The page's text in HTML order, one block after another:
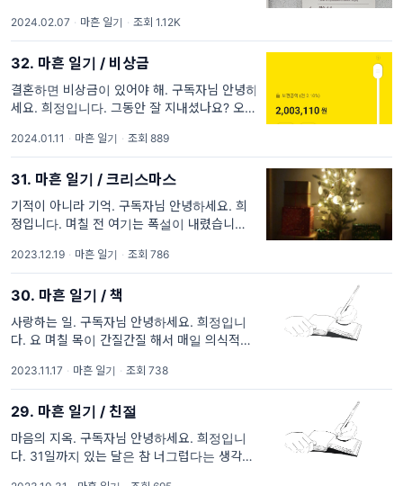
러간 것 같습니다. 전 평소 아픈 사람에 대한 관
심이 많은 편이
2024.02.07 · 마흔 일기 · 조회 1.12K
32. 마흔 일기 / 비상금
결혼하면 비상금이 있어야 해. 구독자님 안녕하
세요. 희정입니다. 그동안 잘 지내셨나요? 오늘
작전에 대한 글을 보냅니다. 이런 글을 쓸 수 있
는 건 역시 뉴스
2024.01.11 · 마흔 일기 · 조회 889
31. 마흔 일기 / 크리스마스
기적이 아니라 기억. 구독자님 안녕하세요. 희
정입니다. 며칠 전 여기는 폭설이 내렸습니다.
가 놀았어요. 아이들에게 눈이 너무 많이 내려
서 안 된다고
2023.12.19 · 마흔 일기 · 조회 786
30. 마흔 일기 / 책
사랑하는 일. 구독자님 안녕하세요. 희정입니
다. 요 며칠 목이 간질간질 해서 매일 의식적으
목에 머플러를 두르고 있고요. 그랬더니 슬며시
시작되
2023.11.17 · 마흔 일기 · 조회 738
29. 마흔 일기 / 친절
마음의 지옥. 구독자님 안녕하세요. 희정입니
다. 31일까지 있는 달은 참 너그럽다는 생각을